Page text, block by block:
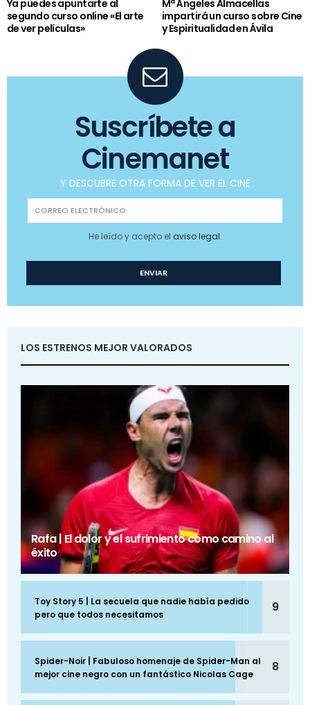
Ya puedes apuntarte al
segundo curso online «El arte
de ver películas»
Mª Ángeles Almacellas
impartirá un curso sobre Cine
y Espiritualidad en Ávila
Suscríbete a
Cinemanet
Y DESCUBRE OTRA FORMA DE VER EL CINE
He leído y acepto el aviso legal.
LOS ESTRENOS MEJOR VALORADOS
Rafa | El dolor y el sufrimiento como camino al
éxito
Toy Story 5 | La secuela que nadie había pedido
pero que todos necesitamos
9
Spider-Noir | Fabuloso homenaje de Spider-Man al
mejor cine negro con un fantástico Nicolas Cage
8